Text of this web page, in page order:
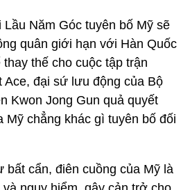
Lầu Năm Góc tuyên bố Mỹ sẽ
quân giới hạn với Hàn Quốc
thế cho cuộc tập trận
đại sứ lưu động của Bộ
Kwon Jong Gun quả quyết
Mỹ chẳng khác gì tuyên bố đối
bất cẩn, điên cuồng của Mỹ là